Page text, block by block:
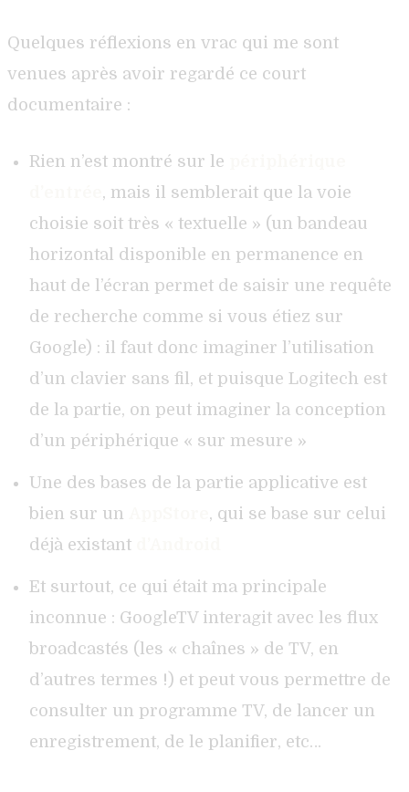
Quelques réflexions en vrac qui me sont
venues après avoir regardé ce court
documentaire :
Rien n’est montré sur le
, mais il semblerait que la voie
choisie soit très « textuelle » (un bandeau
horizontal disponible en permanence en
haut de l’écran permet de saisir une requête
de recherche comme si vous étiez sur
Google) : il faut donc imaginer l’utilisation
d’un clavier sans fil, et puisque Logitech est
de la partie, on peut imaginer la conception
d’un périphérique « sur mesure »
Une des bases de la partie applicative est
bien sur un
, qui se base sur celui
déjà existant
Et surtout, ce qui était ma principale
inconnue : GoogleTV interagit avec les flux
broadcastés (les « chaînes » de TV, en
d’autres termes !) et peut vous permettre de
consulter un programme TV, de lancer un
enregistrement, de le planifier, etc…